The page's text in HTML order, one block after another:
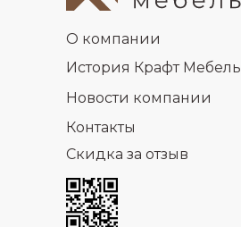
О компании
История Крафт Мебель
Новости компании
Контакты
Скидка за отзыв